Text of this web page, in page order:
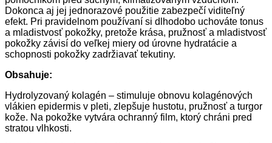
Dokonca aj jej jednorazové použitie zabezpečí viditeľný
efekt. Pri pravidelnom používaní si dlhodobo uchováte tonus
a mladistvosť pokožky, pretože krása, pružnosť a mladistvosť
pokožky závisí do veľkej miery od úrovne hydratácie a
schopnosti pokožky zadržiavať tekutiny.
Obsahuje:
Hydrolyzovaný kolagén – stimuluje obnovu kolagénových
vlákien epidermis v pleti, zlepšuje hustotu, pružnosť a turgor
kože. Na pokožke vytvára ochranný film, ktorý chráni pred
stratou vlhkosti.